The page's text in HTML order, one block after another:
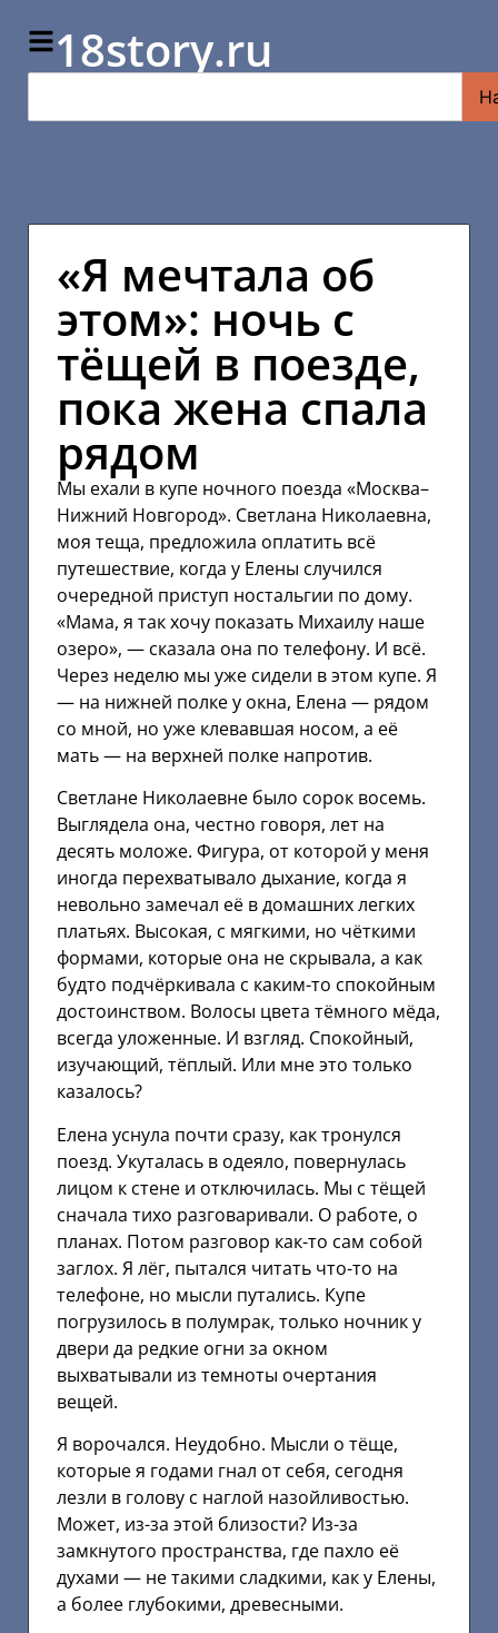
18story.ru
«Я мечтала об
этом»: ночь с
тёщей в поезде,
пока жена спала
рядом
Мы ехали в купе ночного поезда «Москва–
Нижний Новгород». Светлана Николаевна,
моя теща, предложила оплатить всё
путешествие, когда у Елены случился
очередной приступ ностальгии по дому.
«Мама, я так хочу показать Михаилу наше
озеро», — сказала она по телефону. И всё.
Через неделю мы уже сидели в этом купе. Я
— на нижней полке у окна, Елена — рядом
со мной, но уже клевавшая носом, а её
мать — на верхней полке напротив.
Светлане Николаевне было сорок восемь.
Выглядела она, честно говоря, лет на
десять моложе. Фигура, от которой у меня
иногда перехватывало дыхание, когда я
невольно замечал её в домашних легких
платьях. Высокая, с мягкими, но чёткими
формами, которые она не скрывала, а как
будто подчёркивала с каким-то спокойным
достоинством. Волосы цвета тёмного мёда,
всегда уложенные. И взгляд. Спокойный,
изучающий, тёплый. Или мне это только
казалось?
Елена уснула почти сразу, как тронулся
поезд. Укуталась в одеяло, повернулась
лицом к стене и отключилась. Мы с тёщей
сначала тихо разговаривали. О работе, о
планах. Потом разговор как-то сам собой
заглох. Я лёг, пытался читать что-то на
телефоне, но мысли путались. Купе
погрузилось в полумрак, только ночник у
двери да редкие огни за окном
выхватывали из темноты очертания
вещей.
Я ворочался. Неудобно. Мысли о тёще,
которые я годами гнал от себя, сегодня
лезли в голову с наглой назойливостью.
Может, из-за этой близости? Из-за
замкнутого пространства, где пахло её
духами — не такими сладкими, как у Елены,
а более глубокими, древесными.